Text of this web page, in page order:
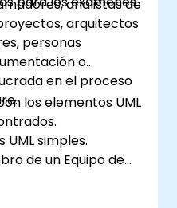
analistas de
arquitectos
personas
o
en el proceso
los elementos UML
simples.
de un Equipo de